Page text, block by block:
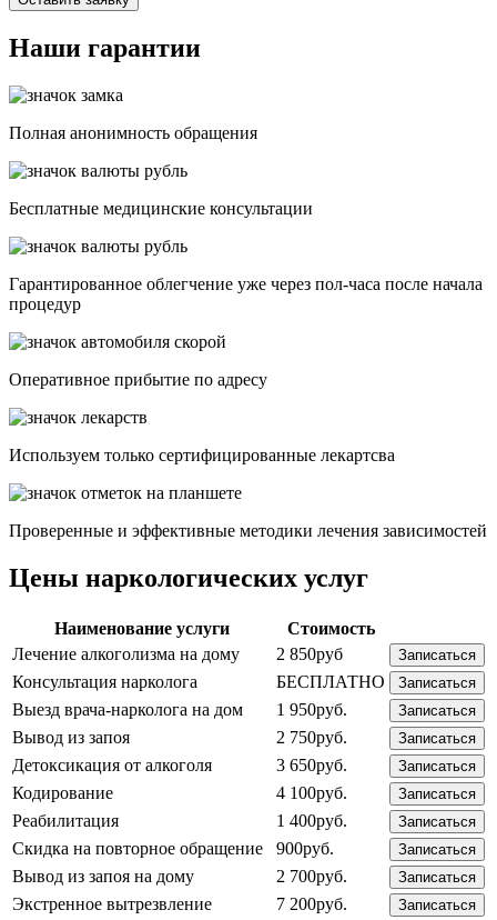
Наши гарантии
Полная анонимность обращения
Бесплатные медицинские консультации
Гарантированное облегчение уже через пол-часа после начала
процедур
Опеpативное прибытие по адресу
Используем только сертифицированные лекартсва
Проверенные и эффективные методики лечения зависимостей
Цены наркологических услуг
Наименование услуги
Стоимость
Лечение алкоголизма на дому
2 850руб Записаться
Консультация нарколога БЕСПЛАТНО Записаться
Выезд врача-нарколога на дом 1 950руб. Записаться
Вывод из запоя 2 750руб. Записаться
Детоксикация от алкоголя 3 650руб. Записаться
Кодирование 4 100руб. Записаться
Реабилитация 1 400руб. Записаться
Скидка на повторное обращение 900руб. Записаться
Вывод из запоя на дому 2 700руб. Записаться
Экстренное вытрезвление 7 200руб. Записаться